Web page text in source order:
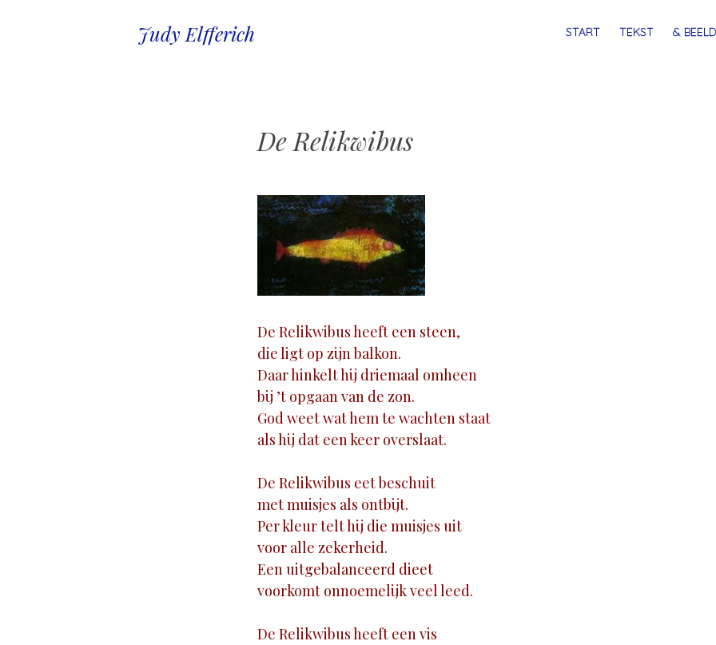
Judy Elfferich MENU
SPRINGSTART TEKST & BEELD
De Relikwibus
De Relikwibus heeft een steen,
die ligt op zijn balkon.
Daar hinkelt hij driemaal omheen
bij ’t opgaan van de zon.
God weet wat hem te wachten staat
als hij dat een keer overslaat.
De Relikwibus eet beschuit
met muisjes als ontbijt.
Per kleur telt hij die muisjes uit
voor alle zekerheid.
Een uitgebalanceerd dieet
voorkomt onnoemelijk veel leed.
De Relikwibus heeft een vis